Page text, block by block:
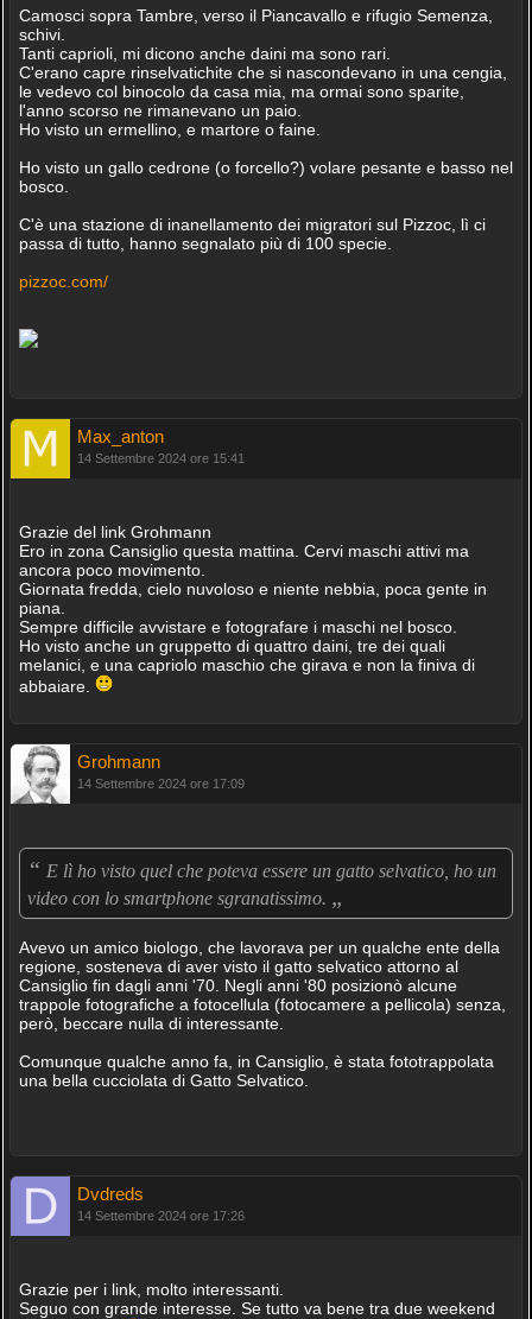
Camosci sopra Tambre, verso il Piancavallo e rifugio Semenza,
schivi.
Tanti caprioli, mi dicono anche daini ma sono rari.
C'erano capre rinselvatichite che si nascondevano in una cengia,
le vedevo col binocolo da casa mia, ma ormai sono sparite,
l'anno scorso ne rimanevano un paio.
Ho visto un ermellino, e martore o faine.
Ho visto un gallo cedrone (o forcello?) volare pesante e basso nel
bosco.
C'è una stazione di inanellamento dei migratori sul Pizzoc, lì ci
passa di tutto, hanno segnalato più di 100 specie.
pizzoc.com/
Max_anton
14 Settembre 2024 ore 15:41
Grazie del link Grohmann
Ero in zona Cansiglio questa mattina. Cervi maschi attivi ma
ancora poco movimento.
Giornata fredda, cielo nuvoloso e niente nebbia, poca gente in
piana.
Sempre difficile avvistare e fotografare i maschi nel bosco.
Ho visto anche un gruppetto di quattro daini, tre dei quali
melanici, e una capriolo maschio che girava e non la finiva di
abbaiare.
Grohmann
14 Settembre 2024 ore 17:09
“ E lì ho visto quel che poteva essere un gatto selvatico, ho un
video con lo smartphone sgranatissimo. „
Avevo un amico biologo, che lavorava per un qualche ente della
regione, sosteneva di aver visto il gatto selvatico attorno al
Cansiglio fin dagli anni '70. Negli anni '80 posizionò alcune
trappole fotografiche a fotocellula (fotocamere a pellicola) senza,
però, beccare nulla di interessante.
Comunque qualche anno fa, in Cansiglio, è stata fototrappolata
una bella cucciolata di Gatto Selvatico.
Dvdreds
14 Settembre 2024 ore 17:26
Grazie per i link, molto interessanti.
Seguo con grande interesse. Se tutto va bene tra due weekend